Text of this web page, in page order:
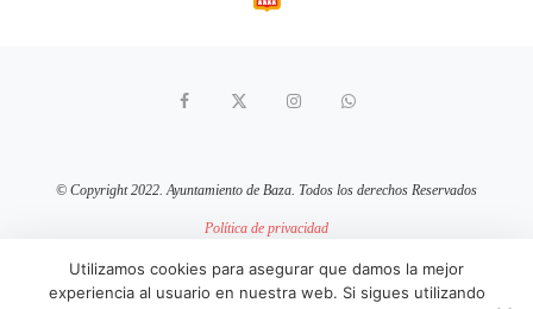
© Copyright 2022. Ayuntamiento de Baza. Todos los derechos Reservados
Política de privacidad
Política de cookies
sitio web mantenido por pixelcero.com
Utilizamos cookies para asegurar que damos la mejor
experiencia al usuario en nuestra web. Si sigues utilizando